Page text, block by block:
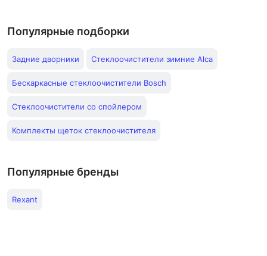
Популярные подборки
Задние дворники Стеклоочистители зимние Alca
Бескаркасные стеклоочистители Bosch
Стеклоочистители со спойлером
Комплекты щеток стеклоочистителя
Популярные бренды
Rexant